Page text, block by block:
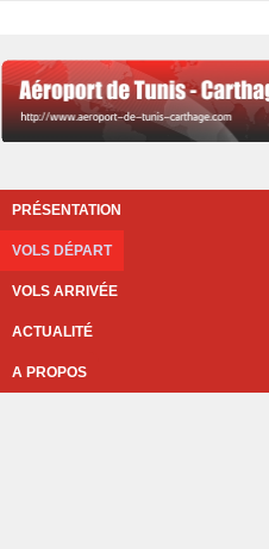
PRÉSENTATION
VOLS DÉPART
VOLS ARRIVÉE
ACTUALITÉ
A PROPOS